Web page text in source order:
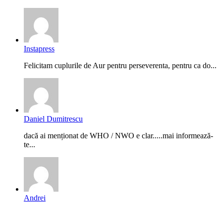
Instapress
Felicitam cuplurile de Aur pentru perseverenta, pentru ca do...
Daniel Dumitrescu
dacă ai menționat de WHO / NWO e clar.....mai informează-
te...
Andrei